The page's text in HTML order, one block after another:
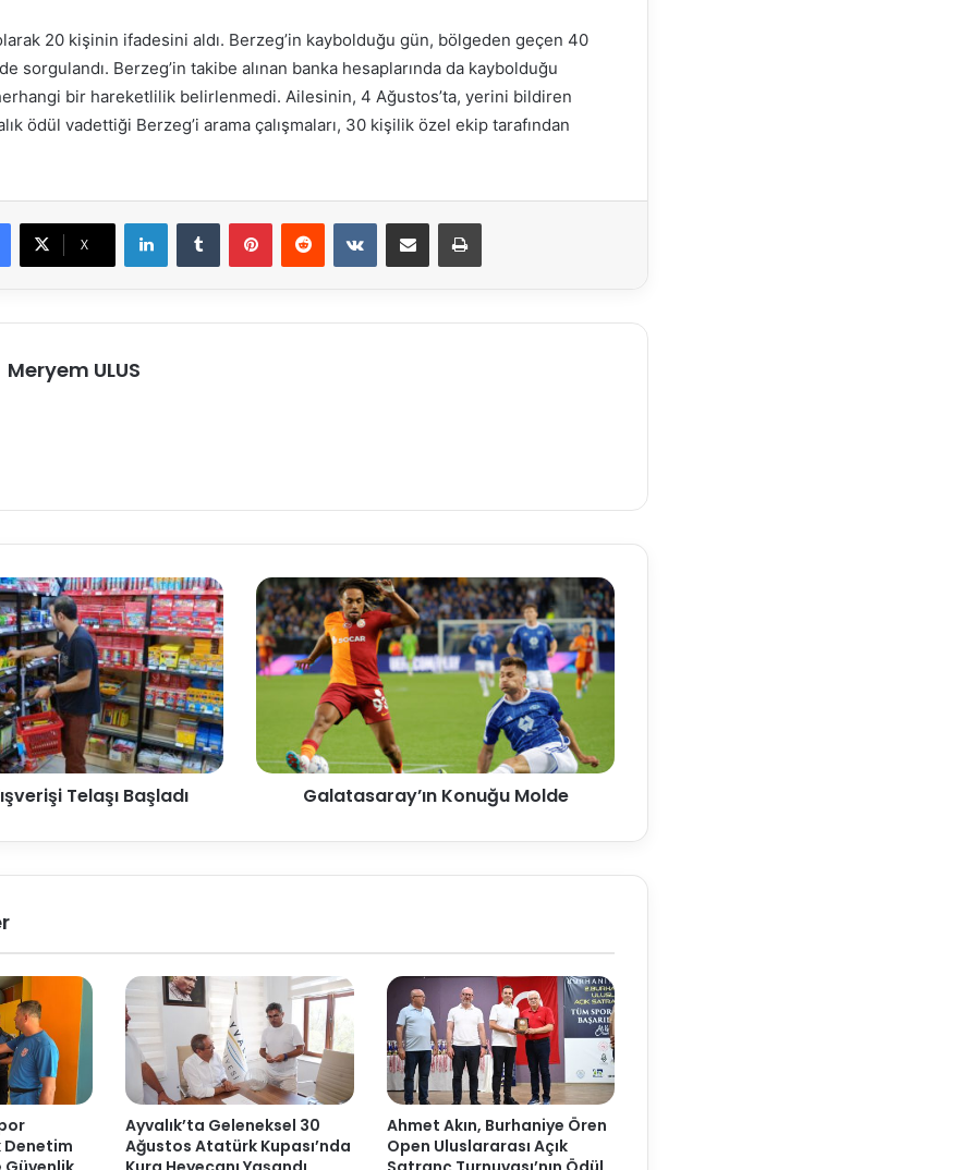
20 kişinin ifadesini aldı. Berzeg’in kaybolduğu gün, bölgeden geçen 40
sorgulandı. Berzeg’in takibe alınan banka hesaplarında da kaybolduğu
bir hareketlilik belirlenmedi. Ailesinin, 4 Ağustos’ta, yerini bildiren
ödül vadettiği Berzeg’i arama çalışmaları, 30 kişilik özel ekip tarafından
X
LinkedInTumblr PinterestReddit VKontakteE-Posta ile paylaş Yazdır
Meryem ULUS
Telaşı Başladı Galatasaray’ın Konuğu Molde
Denetim
Ayvalık’ta Geleneksel 30
Ağustos Atatürk Kupası’nda
Ahmet Akın, Burhaniye Ören
Open Uluslararası Açık